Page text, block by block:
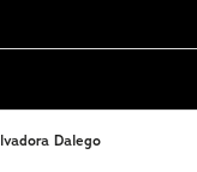
Dalego